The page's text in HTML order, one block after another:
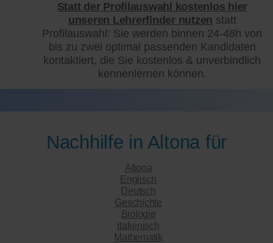
Statt der Profilauswahl kostenlos hier
unseren Lehrerfinder nutzen statt
Profilauswahl: Sie werden binnen 24-48h von
bis zu zwei optimal passenden Kandidaten
kontaktiert, die Sie kostenlos & unverbindlich
kennenlernen können.
Nachhilfe in Altona für
Altona
Englisch
Deutsch
Geschichte
Biologie
Italienisch
Mathematik